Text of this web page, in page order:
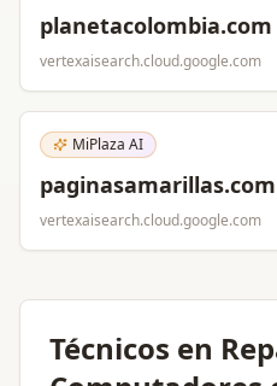
planetacolombia.com
vertexaisearch.cloud.google.com
MiPlaza AI
vertexaisearch.cloud.google.com
Técnicos en